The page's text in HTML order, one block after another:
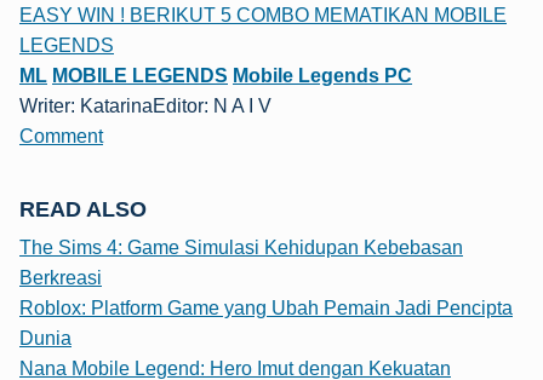
EASY WIN ! BERIKUT 5 COMBO MEMATIKAN MOBILE
LEGENDS
ML MOBILE LEGENDS Mobile Legends PC
Writer: KatarinaEditor: N A I V
Comment
READ ALSO
The Sims 4: Game Simulasi Kehidupan Kebebasan
Berkreasi
Roblox: Platform Game yang Ubah Pemain Jadi Pencipta
Dunia
Nana Mobile Legend: Hero Imut dengan Kekuatan